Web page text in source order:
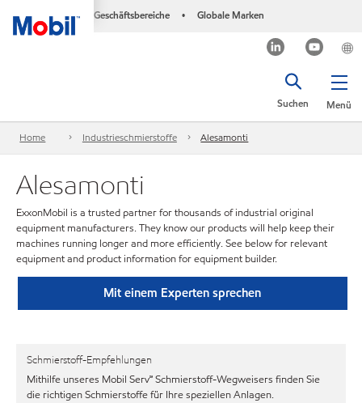
Geschäftsbereiche • Globale Marken
Menü
Suchen
Home Industrieschmierstoffe Alesamonti
Alesamonti
ExxonMobil is a trusted partner for thousands of industrial original
equipment manufacturers. They know our products will help keep their
machines running longer and more efficiently. See below for relevant
equipment and product information for equipment builder.
Mit einem Experten sprechen
Schmierstoff-Empfehlungen
Mithilfe unseres Mobil Serv℠ Schmierstoff-Wegweisers finden Sie
die richtigen Schmierstoffe für Ihre speziellen Anlagen.